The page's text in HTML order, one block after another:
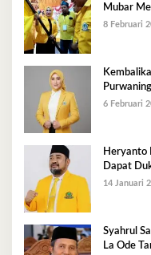
Mubar
8 Februari
Golkar
6 Februari
Heryanto
Dapat
14 Januari
Syahrul
La Ode